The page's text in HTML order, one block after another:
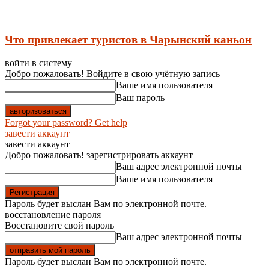
Что привлекает туристов в Чарынский каньон
войти в систему
Добро пожаловать! Войдите в свою учётную запись
Ваше имя пользователя
Ваш пароль
Forgot your password? Get help
завести аккаунт
завести аккаунт
Добро пожаловать! зарегистрировать аккаунт
Ваш адрес электронной почты
Ваше имя пользователя
Пароль будет выслан Вам по электронной почте.
восстановление пароля
Восстановите свой пароль
Ваш адрес электронной почты
Пароль будет выслан Вам по электронной почте.